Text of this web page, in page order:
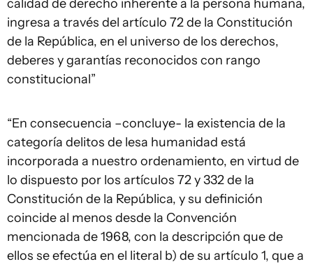
calidad de derecho inherente a la persona humana,
ingresa a través del artículo 72 de la Constitución
de la República, en el universo de los derechos,
deberes y garantías reconocidos con rango
constitucional”
“En consecuencia –concluye- la existencia de la
categoría delitos de lesa humanidad está
incorporada a nuestro ordenamiento, en virtud de
lo dispuesto por los artículos 72 y 332 de la
Constitución de la República, y su definición
coincide al menos desde la Convención
mencionada de 1968, con la descripción que de
ellos se efectúa en el literal b) de su artículo 1, que a